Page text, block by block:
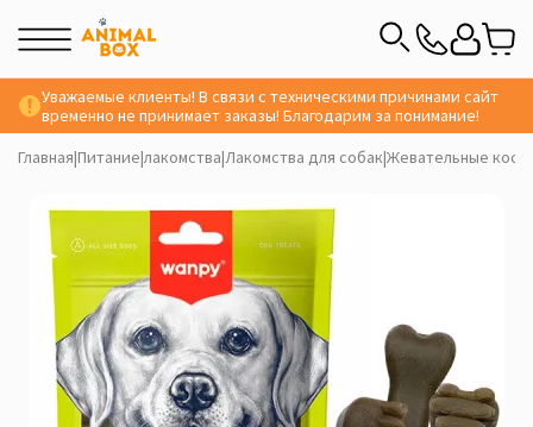
Уважаемые клиенты! В связи с техническими причинами сайт
временно не принимает заказы! Благодарим за понимание!
Главная|Питание|лакомства|Лакомства для собак|Жевательные